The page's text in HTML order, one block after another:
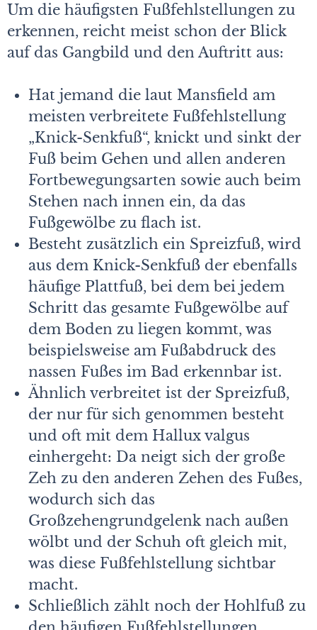
Um die häufigsten Fußfehlstellungen zu
erkennen, reicht meist schon der Blick
auf das Gangbild und den Auftritt aus:
Hat jemand die laut Mansfield am
meisten verbreitete Fußfehlstellung
„Knick-Senkfuß“, knickt und sinkt der
Fuß beim Gehen und allen anderen
Fortbewegungsarten sowie auch beim
Stehen nach innen ein, da das
Fußgewölbe zu flach ist.
Besteht zusätzlich ein Spreizfuß, wird
aus dem Knick-Senkfuß der ebenfalls
häufige Plattfuß, bei dem bei jedem
Schritt das gesamte Fußgewölbe auf
dem Boden zu liegen kommt, was
beispielsweise am Fußabdruck des
nassen Fußes im Bad erkennbar ist.
Ähnlich verbreitet ist der Spreizfuß,
der nur für sich genommen besteht
und oft mit dem Hallux valgus
einhergeht: Da neigt sich der große
Zeh zu den anderen Zehen des Fußes,
wodurch sich das
Großzehengrundgelenk nach außen
wölbt und der Schuh oft gleich mit,
was diese Fußfehlstellung sichtbar
macht.
Schließlich zählt noch der Hohlfuß zu